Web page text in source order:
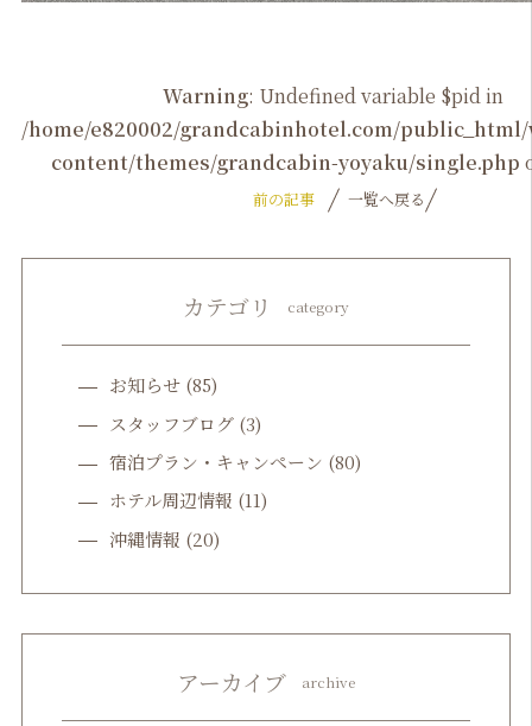
Warning: Undefined variable $pid in
/home/e820002/grandcabinhotel.com/
content/themes/grandcabin-yoyaku/single.php
前の記事 一覧へ戻る
カテゴリ category
お知らせ(85)
スタッフブログ(3)
宿泊プラン・キャンペーン (80)
ホテル周辺情報 (11)
沖縄情報 (20)
アーカイブ archive